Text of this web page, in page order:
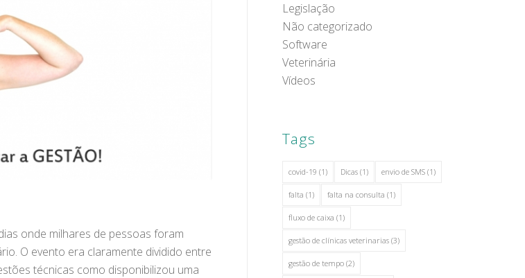
onde milhares de pessoas foram
O evento era claramente dividido entre
técnicas como disponibilizou uma
Legislação
Não categorizado
Software
Veterinária
Vídeos
Tags
covid-19 (1) Dicas(1) envio de SMS(1)
falta (1) falta na consulta (1)
fluxo de caixa (1)
gestão de clínicas veterinarias(3)
gestão de tempo(2)